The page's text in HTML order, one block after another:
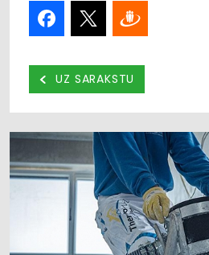
UZ SARAKSTU